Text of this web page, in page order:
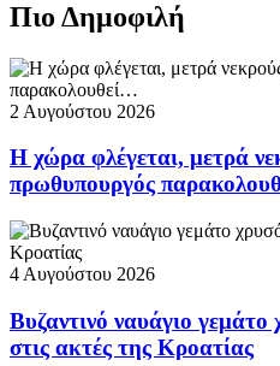
Πιο Δημοφιλή
2 Αυγούστου 2026
Η χώρα φλέγεται, μετρά
πρωθυπουργός
4 Αυγούστου 2026
Βυζαντινό ναυάγιο
στις ακτές της Κροατίας